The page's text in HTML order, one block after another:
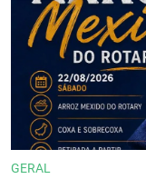
GERAL